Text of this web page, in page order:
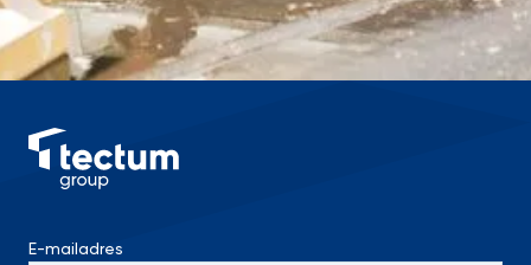
E-mailadres